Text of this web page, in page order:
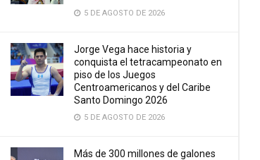
5 DE AGOSTO DE 2026
Jorge Vega hace historia y
conquista el tetracampeonato en
piso de los Juegos
Centroamericanos y del Caribe
Santo Domingo 2026
5 DE AGOSTO DE 2026
Más de 300 millones de galones